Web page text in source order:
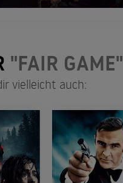
"FAIR GAME"
vielleicht auch: